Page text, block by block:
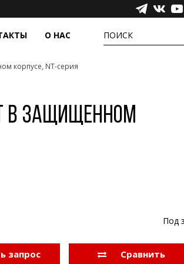
О НАС ПОИСК
ЕЩЁ
моноблоки и медиаустройства
Инфракрасные барьеры
корпусе, NT-серия
в защищенном
Под
запрос Сравнить